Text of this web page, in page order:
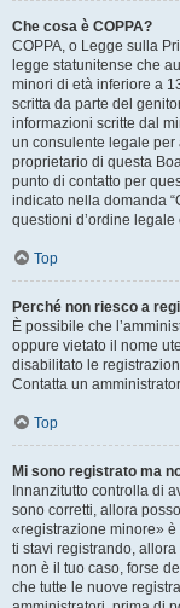
Che cosa è COPPA?
COPPA, o Legge sulla
legge statunitense che
minori di età inferiore a
scritta da parte del
informazioni scritte dal
un consulente legale per
proprietario di questa
punto di contatto per
indicato nella domanda
questioni d’ordine
Top
Perché non riesco a
È possibile che
oppure vietato il nome
disabilitato le
Contatta un
Top
Mi sono registrato ma
Innanzitutto controlla di
sono corretti, allora
«registrazione minore»
ti stavi registrando,
non è il tuo caso, forse
che tutte le nuove